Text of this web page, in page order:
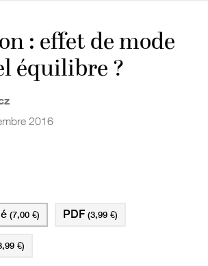
: effet de mode
équilibre ?
2016
(7,00 €)
€)
PDF (3,99 €)